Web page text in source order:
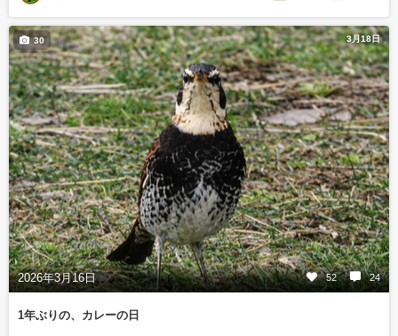
3月18日
2026年3月16日 52 24
30
1年ぶりの、カレーの日